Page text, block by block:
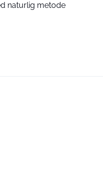
naturlig metode